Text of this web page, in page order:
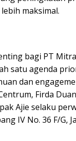
maksimal.
bagi PT
satu agenda
dan
Firda
Ajie selaku
IV No. 36 F/G,